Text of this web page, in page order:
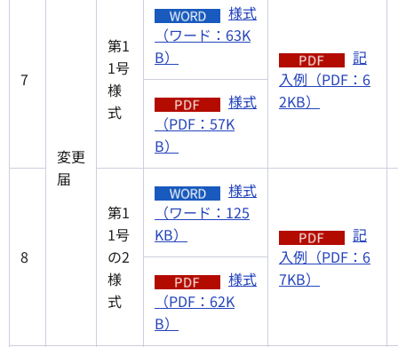
7
変更
届
第1
1号
様
式
様式
（ワード：63K
B）
記
入例（PDF：6
2KB）
様式
（PDF：57K
B）
8
第1
1号
の2
様
式
様式
（ワード：125
KB）
記
入例（PDF：6
7KB）
様式
（PDF：62K
B）